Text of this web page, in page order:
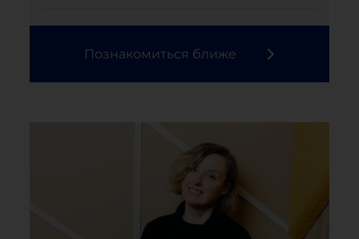
Познакомиться ближе